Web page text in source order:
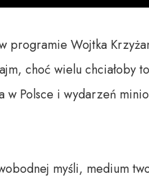
w programie Wojtka
choć wielu chciałoby
w Polsce i wydarzeń
myśli, medium